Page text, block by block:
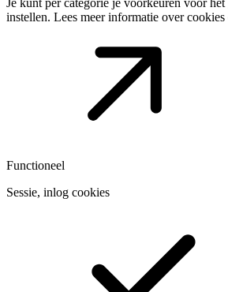
instellen. Lees meer informatie over cookies
Functioneel
Sessie, inlog cookies